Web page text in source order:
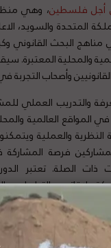
أجل فلسطين، وهي
المتحدة والسويد،
البحث القانوني
والمحلية المعتبرة.
وأصحاب التجربة
والتدريب العملي
العالمية
النظرية والعملية
فرصة
الصلة. تعتبر
علاقاتهم والتواصل مع
المسائل التالية: